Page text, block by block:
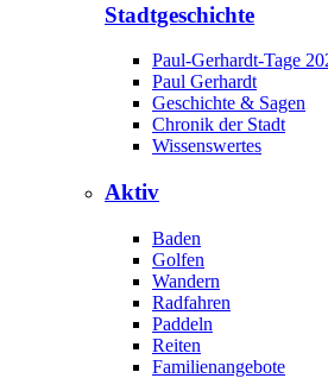
Stadtgeschichte
Paul-Gerhardt-Tage
Paul Gerhardt
Geschichte & Sagen
Chronik der Stadt
Wissenswertes
Aktiv
Baden
Golfen
Wandern
Radfahren
Paddeln
Reiten
Familienangebote